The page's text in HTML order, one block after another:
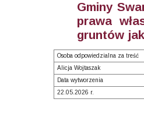
Gminy
prawa
gruntów
Osoba odpowiedzialna za treść
Alicja Wojtaszak
Data wytworzenia
22.05.2026 r.